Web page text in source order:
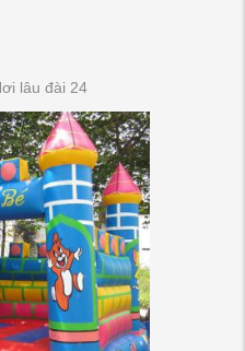
lâu đài 24